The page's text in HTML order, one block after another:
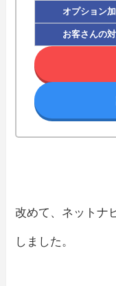
オプション
お客さんの
改めて、ネットナ
しました。